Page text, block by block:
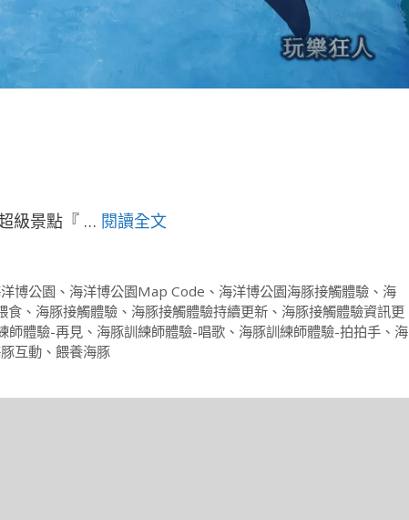
級景點『 … 閱讀全文
博公園 、 海洋博公園Map Code 、 海洋博公園海豚接觸體驗 、 海
食 、 海豚接觸體驗 、 海豚接觸體驗持續更新 、 海豚接觸體驗資訊更
師體驗-再見 、 海豚訓練師體驗-唱歌 、 海豚訓練師體驗-拍拍手 、 海
互動 、 餵養海豚